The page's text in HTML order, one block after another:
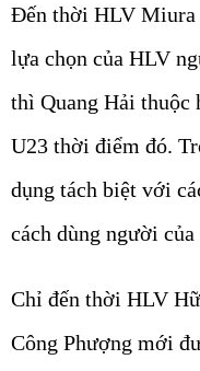
Đến thời HLV Miura
lựa chọn của HLV
thì Quang Hải thuộc
U23 thời điểm đó.
dụng tách biệt với
cách dùng người
Chỉ đến thời HLV
Công Phượng mới